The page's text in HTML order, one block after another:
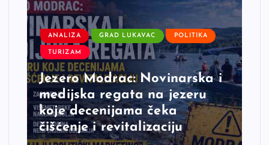
ANALIZA GRAD LUKAVAC POLITIKA
TURIZAM
Jezero Modrac: Novinarska i
medijska regata na jezeru
koje decenijama čeka
čišćenje i revitalizaciju